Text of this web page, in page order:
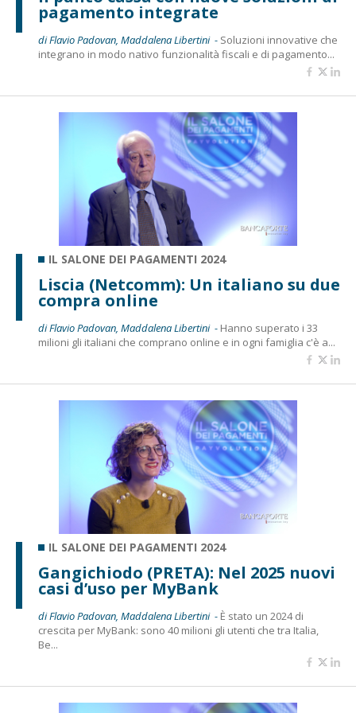
pagamento integrate
di Flavio Padovan, Maddalena Libertini - Soluzioni innovative che
integrano in modo nativo funzionalità fiscali e di pagamento...
IL SALONE DEI PAGAMENTI 2024
Liscia (Netcomm): Un italiano su due
compra online
di Flavio Padovan, Maddalena Libertini - Hanno superato i 33
milioni gli italiani che comprano online e in ogni famiglia c'è a...
IL SALONE DEI PAGAMENTI 2024
Gangichiodo (PRETA): Nel 2025 nuovi
casi d’uso per MyBank
di Flavio Padovan, Maddalena Libertini - È stato un 2024 di
crescita per MyBank: sono 40 milioni gli utenti che tra Italia,
Be...